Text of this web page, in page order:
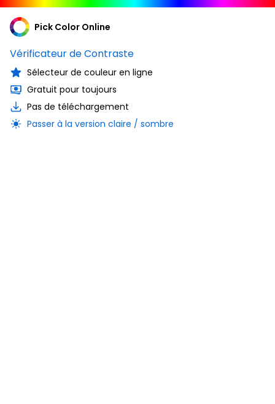
Pick Color Online
Vérificateur de Contraste
Sélecteur de couleur en ligne
Gratuit pour toujours
Pas de téléchargement
Passer à la version claire / sombre